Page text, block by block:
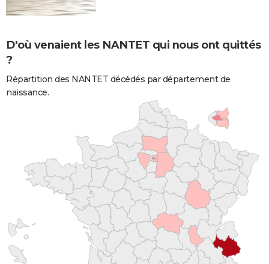
D'où venaient les NANTET qui nous ont quittés
?
Répartition des NANTET décédés par département de
naissance.